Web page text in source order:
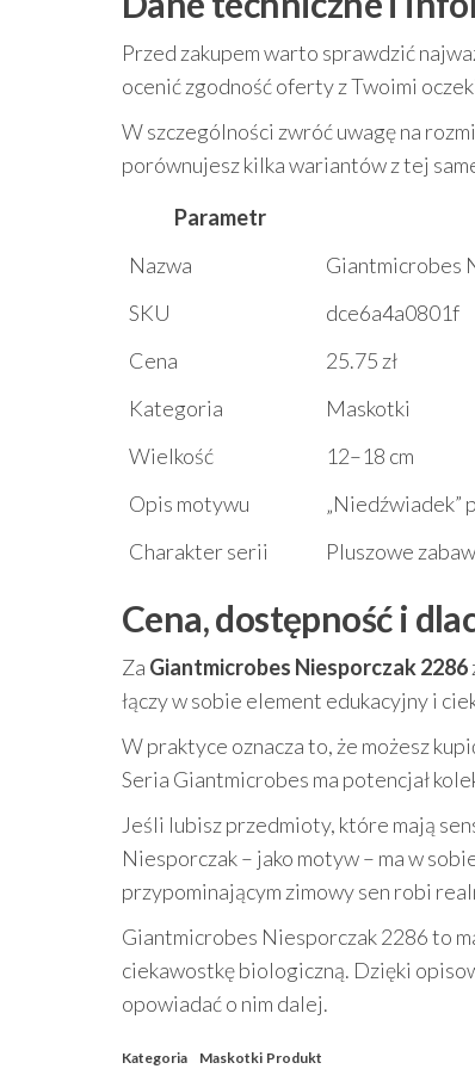
Przed zakupem warto sprawdzić
ocenić zgodność oferty z Twoimi
W szczególności zwróć uwagę na
porównujesz kilka wariantów z tej
Parametr
Nazwa
Giantmicrobes
SKU
dce6a4a0801f
Cena
25.75 zł
Kategoria
Maskotki
Wielkość
12–18 cm
Opis motywu
„Niedźwiadek”
Charakter serii
Pluszowe
Cena, dostępność i
Za Giantmicrobes Niesporczak 2286
łączy w sobie element edukacyjny i
W praktyce oznacza to, że możesz
Seria Giantmicrobes ma potencjał
Jeśli lubisz przedmioty, które mają
Niesporczak – jako motyw – ma w
przypominającym zimowy sen robi
Giantmicrobes Niesporczak 2286 to
ciekawostkę biologiczną. Dzięki
opowiadać o nim dalej.
Kategoria Maskotki Produkt